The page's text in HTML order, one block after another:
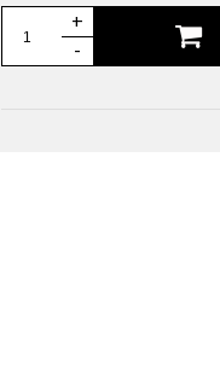
+
-